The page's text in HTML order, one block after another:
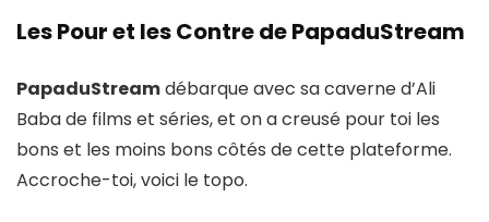
Les Pour et les Contre de PapaduStream
PapaduStreamdébarque avec sa caverne d’Ali
Baba de films et séries, et on a creusé pour toi les
bons et les moins bons côtés de cette plateforme.
Accroche-toi, voici le topo.